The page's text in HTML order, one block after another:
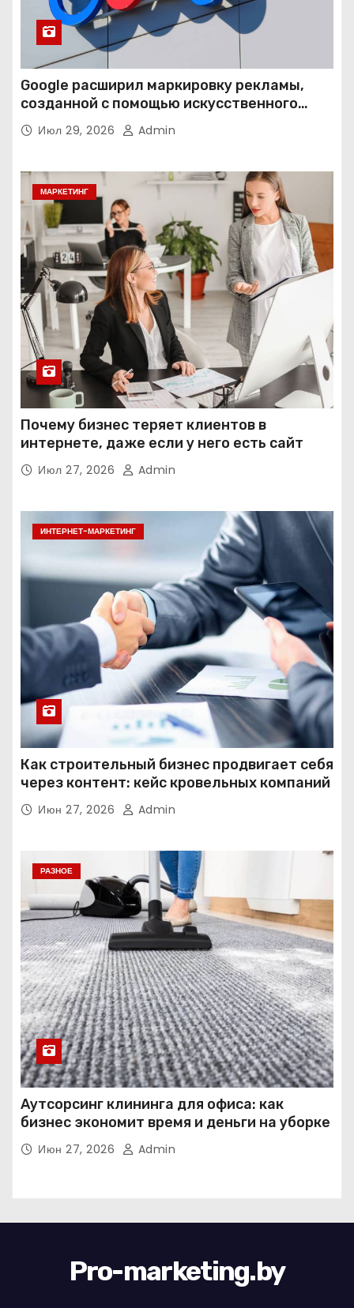
Google расширил маркировку рекламы,
созданной с помощью искусственного
интеллекта
Июл 29, 2026 Admin
МАРКЕТИНГ
Почему бизнес теряет клиентов в
интернете, даже если у него есть сайт
Июл 27, 2026 Admin
ИНТЕРНЕТ-МАРКЕТИНГ
Как строительный бизнес продвигает себя
через контент: кейс кровельных компаний
Июн 27, 2026 Admin
РАЗНОЕ
Аутсорсинг клининга для офиса: как
бизнес экономит время и деньги на уборке
Июн 27, 2026 Admin
Pro-marketing.by